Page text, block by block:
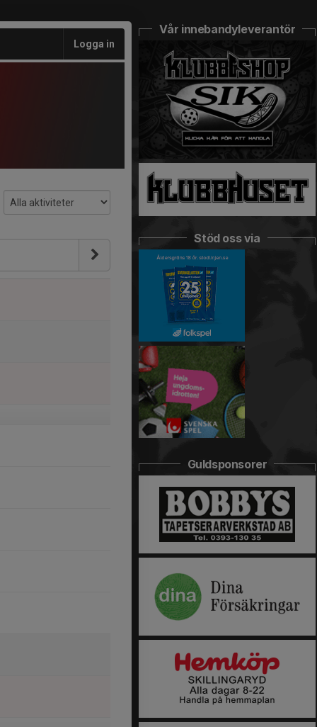
Logga in
Vår innebandyleverantör
Stöd oss via
Guldsponsorer